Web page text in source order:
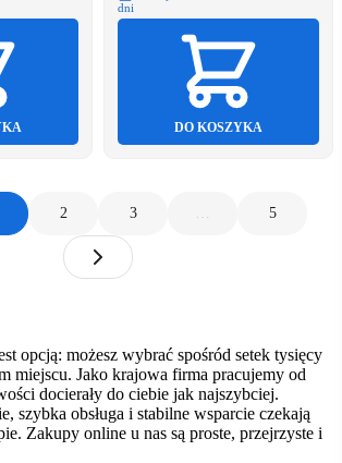
dni
DO KOSZYKA
2 3 … 5
opcją: możesz wybrać spośród setek tysięcy
miejscu. Jako krajowa firma pracujemy od
docierały do ciebie jak najszybciej.
szybka obsługa i stabilne wsparcie czekają
Zakupy online u nas są proste, przejrzyste i